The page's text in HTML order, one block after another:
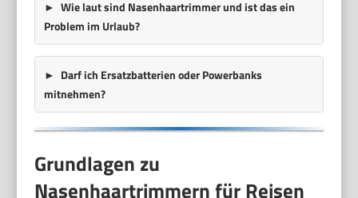
Wie laut sind Nasenhaartrimmer und ist das ein
Problem im Urlaub?
Darf ich Ersatzbatterien oder Powerbanks
mitnehmen?
Grundlagen zu
Nasenhaartrimmern für Reisen